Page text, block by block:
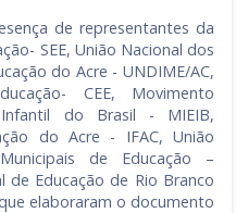
de representantes da
SEE, União Nacional dos
do Acre - UNDIME/AC,
CEE, Movimento
do Brasil - MIEIB,
do Acre - IFAC, União
de Educação –
de Educação de Rio Branco
elaboraram o documento